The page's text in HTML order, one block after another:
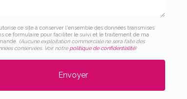
ce site à conserver l'ensemble des données transmises
ce formulaire pour faciliter le suivi et le traitement de ma
(Aucune exploitation commerciale ne sera faite des
conservées. Voir notre politique de confidentialité)